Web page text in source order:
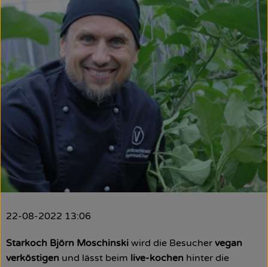
Obst & Gemüse
Käsetheke
Bäckerei
Kühltheke
Tiefkühlprodukte
Naturwaren
Getränke
Drogerie
Firmenkunden
22-08-2022 13:06
Starkoch Björn Moschinski wird die Besucher vegan
verköstigen und lässt beim live-kochen hinter die